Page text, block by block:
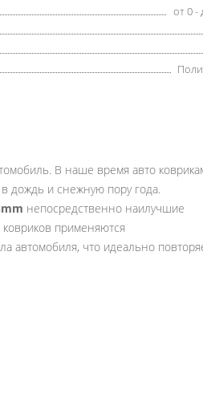
от 0 -
В наше время авто
дождь и снежную пору года.
непосредственно наилучшие
применяются
автомобиля, что идеально